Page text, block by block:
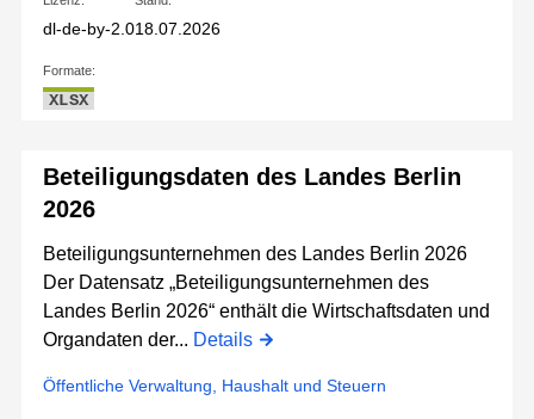
dl-de-by-2.018.07.2026
Formate:
XLSX
Beteiligungsdaten des Landes Berlin
2026
Beteiligungsunternehmen des Landes Berlin 2026
Der Datensatz „Beteiligungsunternehmen des
Landes Berlin 2026“ enthält die Wirtschaftsdaten und
Organdaten der... Details
Öffentliche Verwaltung, Haushalt und Steuern